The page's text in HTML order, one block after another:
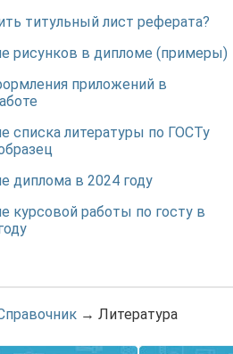
титульный лист реферата?
рисунков в дипломе (примеры)
приложений в
списка литературы по ГОСТу
диплома в 2024 году
курсовой работы по госту в
→ Литература